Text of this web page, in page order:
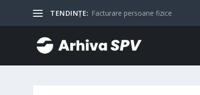
TENDINȚE: Facturare persoane fizice